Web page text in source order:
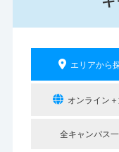
エリアから
オンライン
全キャンパス